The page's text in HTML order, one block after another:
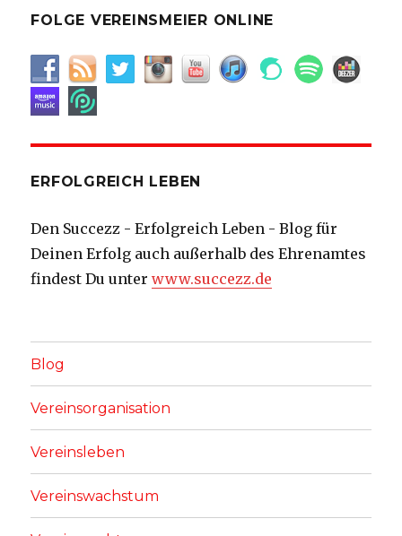
FOLGE VEREINSMEIER ONLINE
ERFOLGREICH LEBEN
Den Succezz - Erfolgreich Leben - Blog für
Deinen Erfolg auch außerhalb des Ehrenamtes
findest Du unterwww.succezz.de
Blog
Vereinsorganisation
Vereinsleben
Vereinswachstum